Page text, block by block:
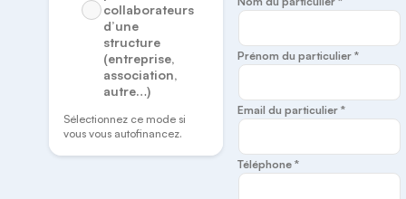
collaborateurs
d’une
structure
(entreprise,
association,
autre…)
Sélectionnez ce mode si
vous vous autofinancez.
Prénom du particulier *
Email du particulier *
Téléphone *